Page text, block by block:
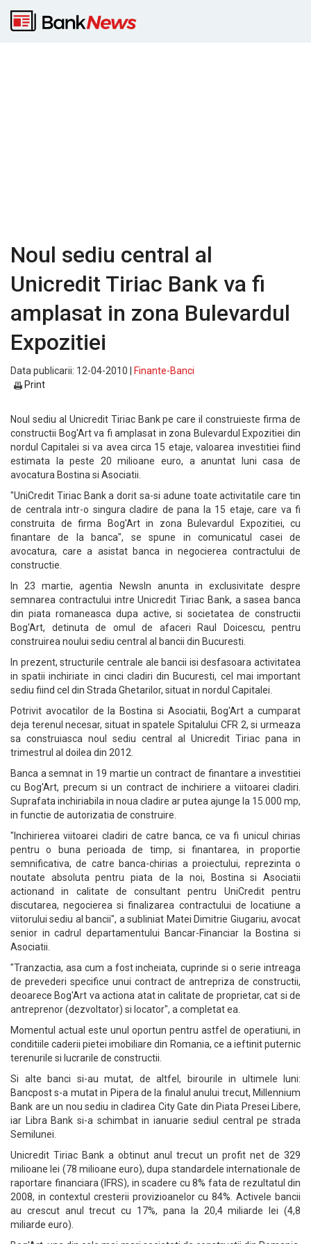
Noul sediu central al
Unicredit Tiriac Bank va fi
amplasat in zona Bulevardul
Expozitiei
Data publicarii: 12-04-2010 |
Finante-Banci
Print
Noul sediu al Unicredit Tiriac Bank pe care il construieste firma de
constructii Bog'Art va fi amplasat in zona Bulevardul Expozitiei din
nordul Capitalei si va avea circa 15 etaje, valoarea investitiei fiind
estimata la peste 20 milioane euro, a anuntat luni casa de
avocatura Bostina si Asociatii.
"UniCredit Tiriac Bank a dorit sa-si adune toate activitatile care tin
de centrala intr-o singura cladire de pana la 15 etaje, care va fi
construita de firma Bog'Art in zona Bulevardul Expozitiei, cu
finantare de la banca", se spune in comunicatul casei de
avocatura, care a asistat banca in negocierea contractului de
constructie.
In 23 martie, agentia NewsIn anunta in exclusivitate despre
semnarea contractului intre Unicredit Tiriac Bank, a sasea banca
din piata romaneasca dupa active, si societatea de constructii
Bog'Art, detinuta de omul de afaceri Raul Doicescu, pentru
construirea noului sediu central al bancii din Bucuresti.
In prezent, structurile centrale ale bancii isi desfasoara activitatea
in spatii inchiriate in cinci cladiri din Bucuresti, cel mai important
sediu fiind cel din Strada Ghetarilor, situat in nordul Capitalei.
Potrivit avocatilor de la Bostina si Asociatii, Bog'Art a cumparat
deja terenul necesar, situat in spatele Spitalului CFR 2, si urmeaza
sa construiasca noul sediu central al Unicredit Tiriac pana in
trimestrul al doilea din 2012.
Banca a semnat in 19 martie un contract de finantare a investitiei
cu Bog'Art, precum si un contract de inchiriere a viitoarei cladiri.
Suprafata inchiriabila in noua cladire ar putea ajunge la 15.000 mp,
in functie de autorizatia de construire.
"Inchirierea viitoarei cladiri de catre banca, ce va fi unicul chirias
pentru o buna perioada de timp, si finantarea, in proportie
semnificativa, de catre banca-chirias a proiectului, reprezinta o
noutate absoluta pentru piata de la noi, Bostina si Asociatii
actionand in calitate de consultant pentru UniCredit pentru
discutarea, negocierea si finalizarea contractului de locatiune a
viitorului sediu al bancii", a subliniat Matei Dimitrie Giugariu, avocat
senior in cadrul departamentului Bancar-Financiar la Bostina si
Asociatii.
"Tranzactia, asa cum a fost incheiata, cuprinde si o serie intreaga
de prevederi specifice unui contract de antrepriza de constructii,
deoarece Bog'Art va actiona atat in calitate de proprietar, cat si de
antreprenor (dezvoltator) si locator", a completat ea.
Momentul actual este unul oportun pentru astfel de operatiuni, in
conditiile caderii pietei imobiliare din Romania, ce a ieftinit puternic
terenurile si lucrarile de constructii.
Si alte banci si-au mutat, de altfel, birourile in ultimele luni:
Bancpost s-a mutat in Pipera de la finalul anului trecut, Millennium
Bank are un nou sediu in cladirea City Gate din Piata Presei Libere,
iar Libra Bank si-a schimbat in ianuarie sediul central pe strada
Semilunei.
Unicredit Tiriac Bank a obtinut anul trecut un profit net de 329
milioane lei (78 milioane euro), dupa standardele internationale de
raportare financiara (IFRS), in scadere cu 8% fata de rezultatul din
2008, in contextul cresterii provizioanelor cu 84%. Activele bancii
au crescut anul trecut cu 17%, pana la 20,4 miliarde lei (4,8
miliarde euro).